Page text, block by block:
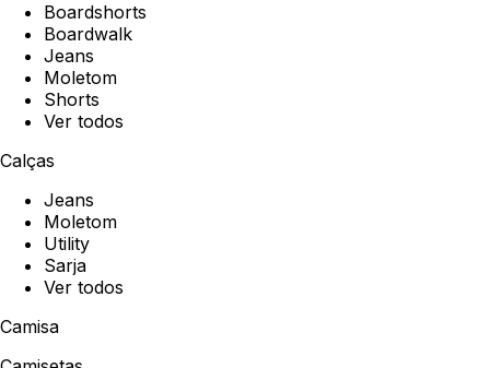
Boardshorts
Boardwalk
Jeans
Moletom
Shorts
Ver todos
Calças
Jeans
Moletom
Utility
Sarja
Ver todos
Camisa